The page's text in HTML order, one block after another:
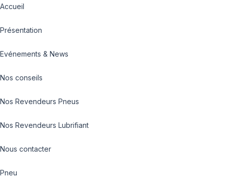
Accueil
Présentation
Evénements & News
Nos conseils
Nos Revendeurs Pneus
Nos Revendeurs Lubrifiant
Nous contacter
Pneu